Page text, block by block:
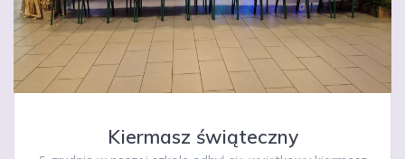
Kiermasz świąteczny